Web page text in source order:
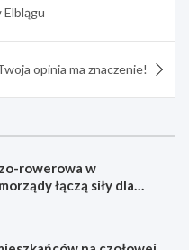
opinia ma znaczenie!
rowerowa w
łączą siły dla